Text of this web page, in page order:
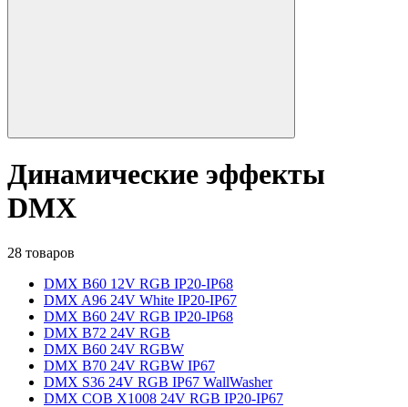
Динамические эффекты
DMX
28 товаров
DMX B60 12V RGB IP20-IP68
DMX A96 24V White IP20-IP67
DMX B60 24V RGB IP20-IP68
DMX B72 24V RGB
DMX B60 24V RGBW
DMX B70 24V RGBW IP67
DMX S36 24V RGB IP67 WallWasher
DMX COB X1008 24V RGB IP20-IP67